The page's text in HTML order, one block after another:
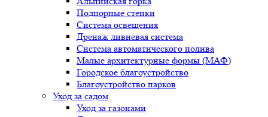
Подпорные стенки
Система освещения
Дренаж ливневая система
Система автоматического полива
Малые архитектурные формы (МАФ)
Городское благоустройство
Благоустройство парков
Уход за садом
Уход за газонами